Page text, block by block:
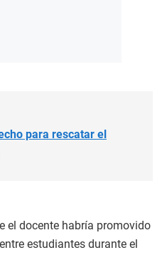
para rescatar el
el docente habría promovido
estudiantes durante el